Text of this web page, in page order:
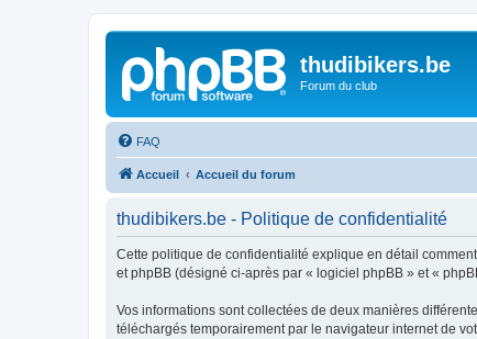
thudibikers.be
Forum du club
FAQ
Accueil Accueil du forum
thudibikers.be - Politique de confidentialité
Cette politique de confidentialité explique en détail
et phpBB (désigné ci-après par « logiciel phpBB » et «
Vos informations sont collectées de deux manières
téléchargés temporairement par le navigateur internet de